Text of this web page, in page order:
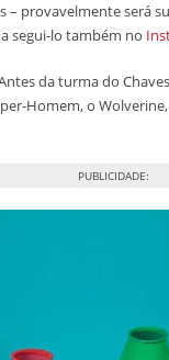
– provavelmente será
segui-lo também no
da turma do
Homem, o
PUBLICIDADE: